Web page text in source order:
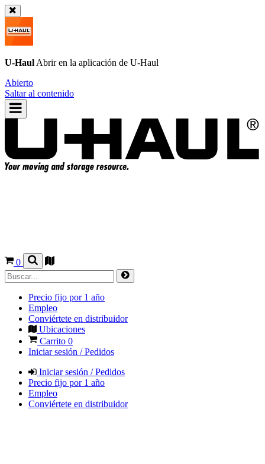
U-Haul Abrir en la aplicación de U-Haul
Abierto
Saltar al contenido
0
Precio fijo por 1 año
Empleo
Conviértete en distribuidor
Ubicaciones
Carrito 0
Iniciar sesión / Pedidos
Iniciar sesión / Pedidos
Precio fijo por 1 año
Empleo
Conviértete en distribuidor